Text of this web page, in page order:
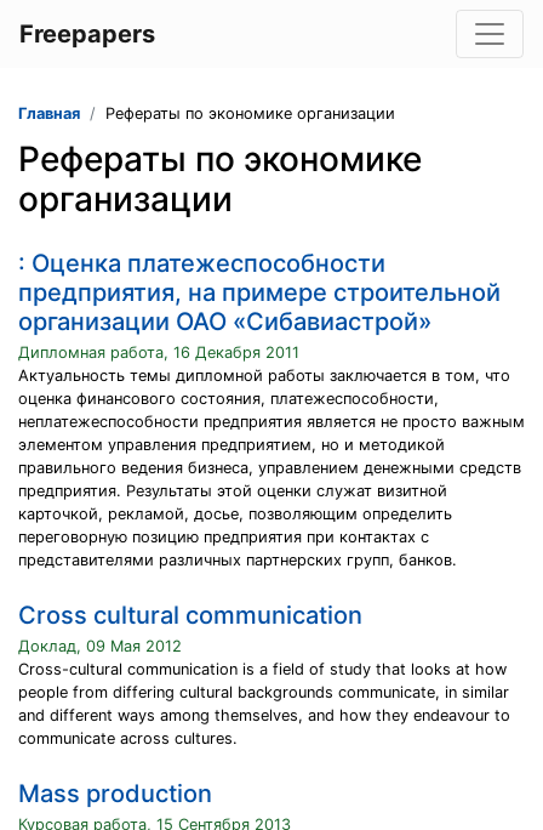
Freepapers
Главная Рефераты по экономике организации
Рефераты по экономике
организации
: Оценка платежеспособности
предприятия, на примере строительной
организации ОАО «Сибавиастрой»
Дипломная работа, 16 Декабря 2011
Актуальность темы дипломной работы заключается в том, что
оценка финансового состояния, платежеспособности,
неплатежеспособности предприятия является не просто важным
элементом управления предприятием, но и методикой
правильного ведения бизнеса, управлением денежными средств
предприятия. Результаты этой оценки служат визитной
карточкой, рекламой, досье, позволяющим определить
переговорную позицию предприятия при контактах с
представителями различных партнерских групп, банков.
Cross cultural communication
Доклад, 09 Мая 2012
Cross-cultural communication is a field of study that looks at how
people from differing cultural backgrounds communicate, in similar
and different ways among themselves, and how they endeavour to
communicate across cultures.
Mass production
Курсовая работа, 15 Сентября 2013